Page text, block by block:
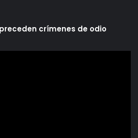
crímenes de odio